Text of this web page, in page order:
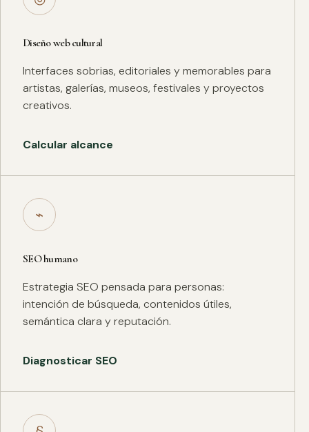
Diseño web cultural
Interfaces sobrias, editoriales y memorables para
artistas, galerías, museos, festivales y proyectos
creativos.
Calcular alcance
⌁
SEO humano
Estrategia SEO pensada para personas:
intención de búsqueda, contenidos útiles,
semántica clara y reputación.
Diagnosticar SEO